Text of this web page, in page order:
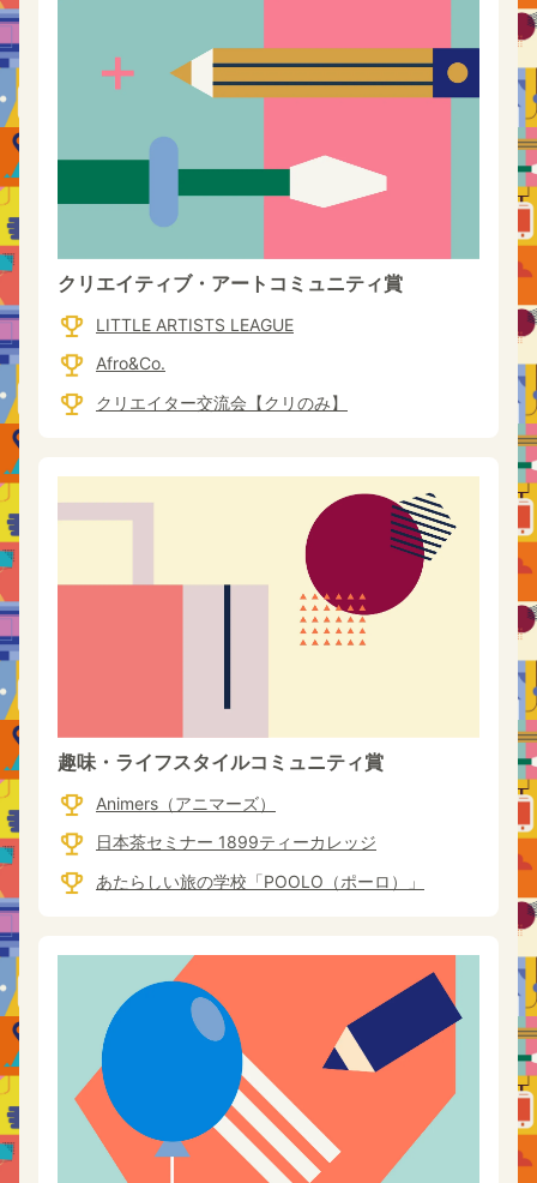
クリエイティブ・アートコミュニティ賞
LITTLE ARTISTS LEAGUE
Afro&Co.
クリエイター交流会【クリのみ】
趣味・ライフスタイルコミュニティ賞
Animers（アニマーズ）
日本茶セミナー 1899ティーカレッジ
あたらしい旅の学校「POOLO（ポーロ）」